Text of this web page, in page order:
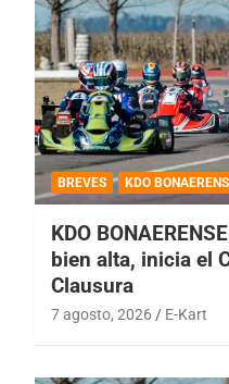
BREVES KDO
KDO
bien alta, inicia el
Clausura
7 agosto, 2026 E-Kart